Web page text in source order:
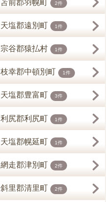
苫前郡羽幌町 2件
天塩郡遠別町 1件
宗谷郡猿払村 1件
枝幸郡中頓別町 1件
天塩郡豊富町 3件
利尻郡利尻町 1件
天塩郡幌延町 1件
網走郡津別町 2件
斜里郡清里町 2件